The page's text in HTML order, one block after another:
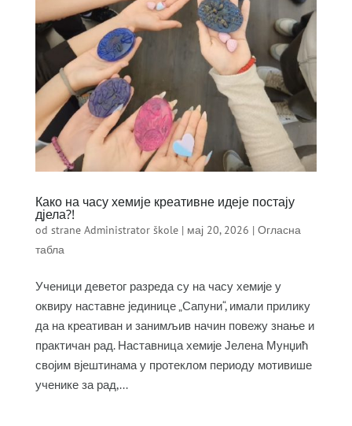
Како на часу хемије креативне идеје постају
дјела?!
od strane Administrator škole| мај 20, 2026 | Огласна
табла
Ученици деветог разреда су на часу хемије у
оквиру наставне јединице „Сапуни“, имали прилику
да на креативан и занимљив начин повежу знање и
практичан рад. Наставница хемије Јелена Мунџић
својим вјештинама у протеклом периоду мотивише
ученике за рад,...